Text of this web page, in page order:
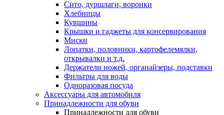
Сито, дуршлаги, воронки
Хлебницы
Кувшины
Крышки и гаджеты для консервирования
Миски
Лопатки, половники, картофелемялки,
открывалки и т.д.
Держатели ножей, органайзеры, подставки
Фильтры для воды
Одноразовая посуда
Аксессуары для автомобиля
Принадлежности для обуви
Принадлежности для обуви